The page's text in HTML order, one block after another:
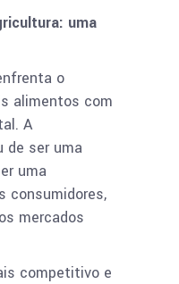
uma
o
alimentos com
A
de ser uma
uma
consumidores,
mercados
competitivo e